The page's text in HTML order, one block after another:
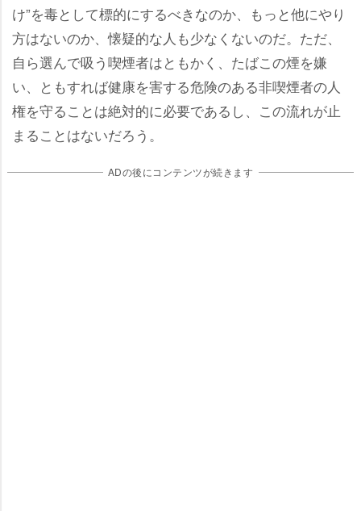
け”を毒として標的にするべきなのか、もっと他にやり
方はないのか、懐疑的な人も少なくないのだ。ただ、
自ら選んで吸う喫煙者はともかく、たばこの煙を嫌
い、ともすれば健康を害する危険のある非喫煙者の人
権を守ることは絶対的に必要であるし、この流れが止
まることはないだろう。
ADの後にコンテンツが続きます